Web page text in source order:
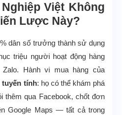
Việt Không
Lược Này?
dân số trưởng thành sử dụng
triệu người hoạt động hàng
Zalo. Hành vi mua hàng của
tuyến tính: họ có thể khám phá
thêm qua Facebook, chốt đơn
Google Maps — tất cả trong